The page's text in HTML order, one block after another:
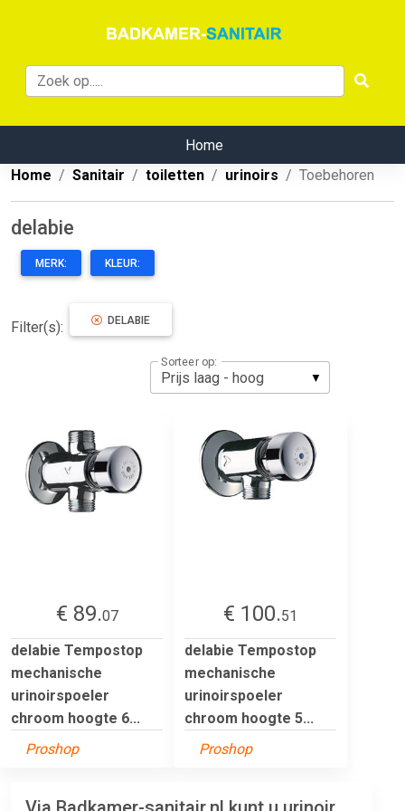
Home
Home
Sanitair toiletten urinoirs Toebehoren
delabie
MERK: KLEUR:
Filter(s): DELABIE
Sorteer op:
€ 89.07
delabie Tempostop
mechanische
urinoirspoeler
chroom hoogte 6...
Proshop
€ 100.51
delabie Tempostop
mechanische
urinoirspoeler
chroom hoogte 5...
Proshop